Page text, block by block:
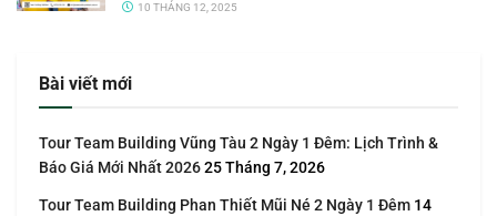
10 THÁNG 12, 2025
Bài viết mới
Tour Team Building Vũng Tàu 2 Ngày 1 Đêm: Lịch Trình &
Báo Giá Mới Nhất 202625 Tháng 7, 2026
Tour Team Building Phan Thiết Mũi Né 2 Ngày 1 Đêm 14